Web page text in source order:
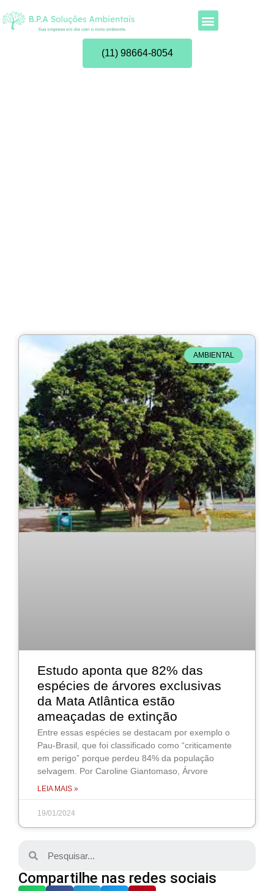
(11) 98664-8054
AMBIENTAL
Estudo aponta que 82% das
espécies de árvores exclusivas
da Mata Atlântica estão
ameaçadas de extinção
Entre essas espécies se destacam por exemplo o
Pau-Brasil, que foi classificado como “criticamente
em perigo” porque perdeu 84% da população
selvagem. Por Caroline Giantomaso, Árvore
LEIA MAIS »
19/01/2024
Compartilhe nas redes sociais